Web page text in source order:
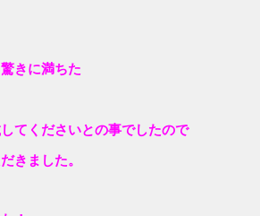
きに満ちた
てくださいとの事でしたので
きました。